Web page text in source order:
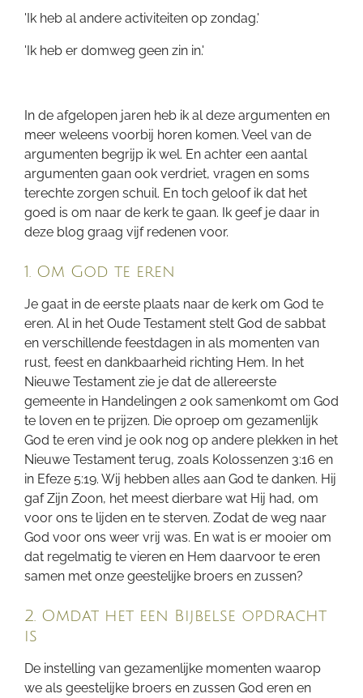
'Ik heb al andere activiteiten op zondag.'
'Ik heb er domweg geen zin in.'
In de afgelopen jaren heb ik al deze argumenten en
meer weleens voorbij horen komen. Veel van de
argumenten begrijp ik wel. En achter een aantal
argumenten gaan ook verdriet, vragen en soms
terechte zorgen schuil. En toch geloof ik dat het
goed is om naar de kerk te gaan. Ik geef je daar in
deze blog graag vijf redenen voor.
1. Om God te eren
Je gaat in de eerste plaats naar de kerk om God te
eren. Al in het Oude Testament stelt God de sabbat
en verschillende feestdagen in als momenten van
rust, feest en dankbaarheid richting Hem. In het
Nieuwe Testament zie je dat de allereerste
gemeente in Handelingen 2 ook samenkomt om God
te loven en te prijzen. Die oproep om gezamenlijk
God te eren vind je ook nog op andere plekken in het
Nieuwe Testament terug, zoals Kolossenzen 3:16 en
in Efeze 5:19. Wij hebben alles aan God te danken. Hij
gaf Zijn Zoon, het meest dierbare wat Hij had, om
voor ons te lijden en te sterven. Zodat de weg naar
God voor ons weer vrij was. En wat is er mooier om
dat regelmatig te vieren en Hem daarvoor te eren
samen met onze geestelijke broers en zussen?
2. Omdat het een Bijbelse opdracht
is
De instelling van gezamenlijke momenten waarop
we als geestelijke broers en zussen God eren en